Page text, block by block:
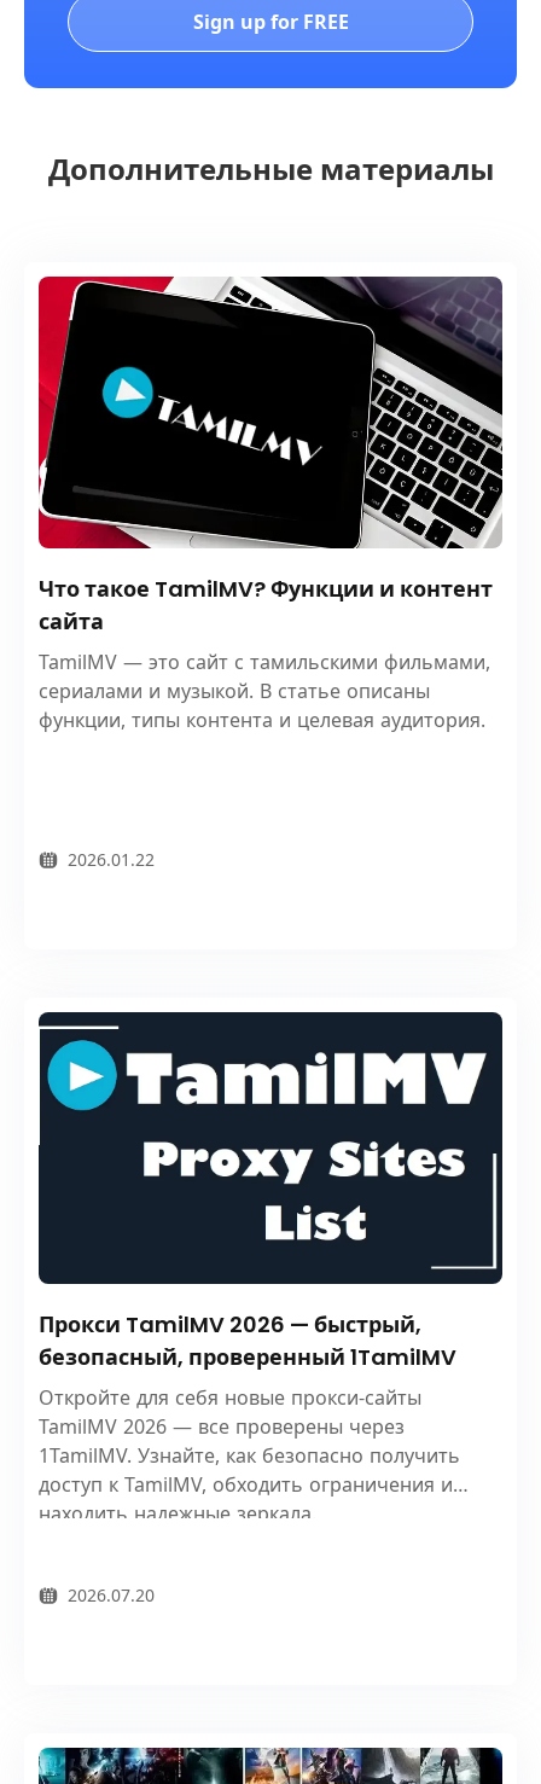
Sign up for FREE
Дополнительные материалы
Что такое TamilMV? Функции и контент
сайта
TamilMV — это сайт с тамильскими фильмами,
сериалами и музыкой. В статье описаны
функции, типы контента и целевая аудитория.
2026.01.22
Прокси TamilMV 2026 — быстрый,
безопасный, проверенный 1TamilMV
Откройте для себя новые прокси-сайты
TamilMV 2026 — все проверены через
1TamilMV. Узнайте, как безопасно получить
доступ к TamilMV, обходить ограничения и
находить надежные зеркала.
2026.07.20